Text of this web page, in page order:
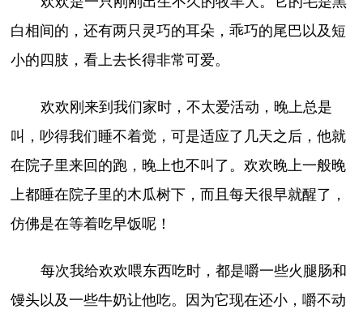
白相间的，还有两只灵巧的耳朵，乖巧的尾巴以及短
小的四肢，看上去长得非常可爱。
欢欢刚来到我们家时，不太爱活动，晚上总是
叫，吵得我们睡不着觉，可是适应了几天之后，他就
在院子里来回的跑，晚上也不叫了。欢欢晚上一般晚
上都睡在院子里的木瓜树下，而且每天很早就醒了，
仿佛是在等着吃早饭呢！
每次我给欢欢喂东西吃时，都是嚼一些火腿肠和
馒头以及一些牛奶让他吃。因为它现在还小，嚼不动